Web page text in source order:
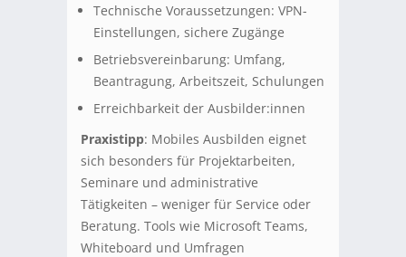
Technische Voraussetzungen: VPN-
Einstellungen, sichere Zugänge
Betriebsvereinbarung: Umfang,
Beantragung, Arbeitszeit, Schulungen
Erreichbarkeit der Ausbilder:innen
Praxistipp: Mobiles Ausbilden eignet
sich besonders für Projektarbeiten,
Seminare und administrative
Tätigkeiten – weniger für Service oder
Beratung. Tools wie Microsoft Teams,
Whiteboard und Umfragen